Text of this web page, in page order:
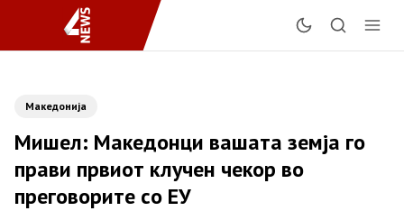
Македонија
Мишел: Македонци вашата земја го
прави првиот клучен чекор во
преговорите со ЕУ